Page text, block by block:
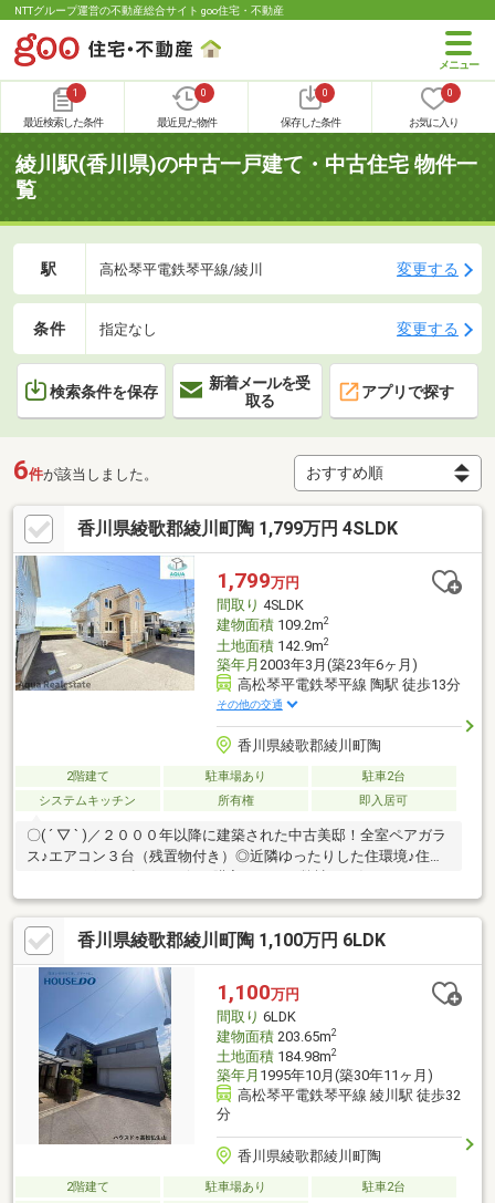
NTTグループ運営の不動産総合サイト goo住宅・不動産
1
最近検索した条件
0
最近見た物件
0
保存した条件
0
お気に入り
綾川駅(香川県)の中古一戸建て・中古住宅 物件一
覧
駅 高松琴平電鉄琴平線/綾川 変更する
条件 指定なし 変更する
検索条件を保存
新着メールを受
取る
アプリで探す
6件が該当しました。
香川県綾歌郡綾川町陶 1,799万円 4SLDK
1,799万円
間取り 4SLDK
建物面積109.2m2
土地面積142.9m2
築年月 2003年3月(築23年6ヶ月)
高松琴平電鉄琴平線 陶駅 徒歩13分
その他の交通
香川県綾歌郡綾川町陶
2階建て 駐車場あり
駐車2台
システムキッチン
所有権 即入居可
〇( ´ ▽ ` )／２０００年以降に建築された中古美邸！全室ペアガラ
ス♪エアコン３台（残置物付き）◎近隣ゆったりした住環境♪住宅
／ファミリー向けのポイント、綾川町立陶小学校が徒歩20分のと
ころにあります。坂はなかなか上るのが大変ですが平坦地なら楽
ですよね。車の往来が少ない通学路なので、お子様の登下校時も
安心です。システムキッチン付きの物件です。駅まで歩いて13分
ほどの物件です。全居室フローリングなので、楽々快適にお掃除
ができます。来訪者を確認できる、TVインターホン付きです。
香川県綾歌郡綾川町陶 1,100万円 6LDK
1,100万円
間取り 6LDK
建物面積203.65m2
土地面積184.98m2
築年月 1995年10月(築30年11ヶ月)
高松琴平電鉄琴平線 綾川駅 徒歩32
分
香川県綾歌郡綾川町陶
2階建て 駐車場あり 駐車2台